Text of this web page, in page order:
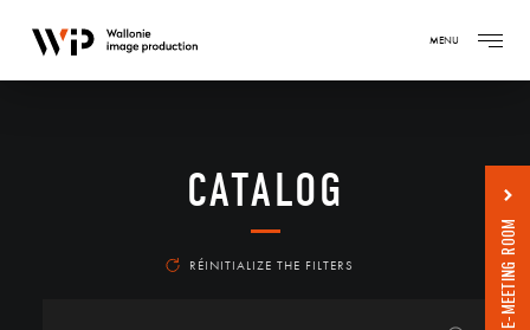
MENU
CATALOG
RÉINITIALIZE THE FILTERS E-MEETING ROOM